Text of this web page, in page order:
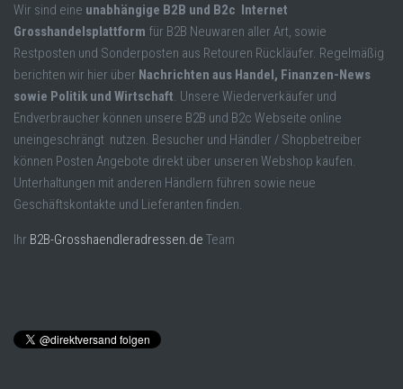
Wir sind eine unabhängige B2B und B2c Internet
Grosshandelsplattform für B2B Neuwaren aller Art, sowie
Restposten und Sonderposten aus Retouren Rückläufer. Regelmäßig
berichten wir hier über Nachrichten aus Handel, Finanzen-News
sowie Politik und Wirtschaft . Unsere Wiederverkäufer und
Endverbraucher können unsere B2B und B2c Webseite online
uneingeschrängt nutzen. Besucher und Händler / Shopbetreiber
können Posten Angebote direkt über unseren Webshop kaufen.
Unterhaltungen mit anderen Händlern führen sowie neue
Geschäftskontakte und Lieferanten finden.
Ihr B2B-Grosshaendleradressen.de Team